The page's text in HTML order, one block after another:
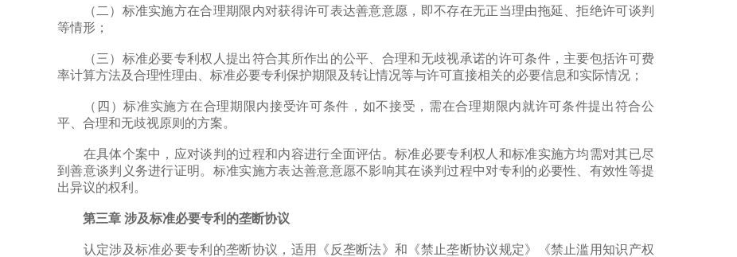
（二）标准实施方在合理期限内对获得许可表达善意意愿，即不存在无正当理由拖延、拒绝许可谈判
等情形；
（三）标准必要专利权人提出符合其所作出的公平、合理和无歧视承诺的许可条件，主要包括许可费
率计算方法及合理性理由、标准必要专利保护期限及转让情况等与许可直接相关的必要信息和实际情况；
（四）标准实施方在合理期限内接受许可条件，如不接受，需在合理期限内就许可条件提出符合公
平、合理和无歧视原则的方案。
在具体个案中，应对谈判的过程和内容进行全面评估。标准必要专利权人和标准实施方均需对其已尽
到善意谈判义务进行证明。标准实施方表达善意意愿不影响其在谈判过程中对专利的必要性、有效性等提
出异议的权利。
第三章 涉及标准必要专利的垄断协议
认定涉及标准必要专利的垄断协议，适用《反垄断法》和《禁止垄断协议规定》《禁止滥用知识产权